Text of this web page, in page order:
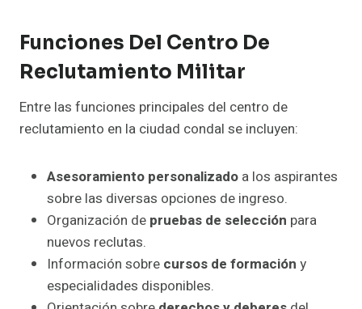
Funciones Del Centro De
Reclutamiento Militar
Entre las funciones principales del centro de
reclutamiento en la ciudad condal se incluyen:
Asesoramiento personalizado a los aspirantes
sobre las diversas opciones de ingreso.
Organización de pruebas de selección para
nuevos reclutas.
Información sobre cursos de formación y
especialidades disponibles.